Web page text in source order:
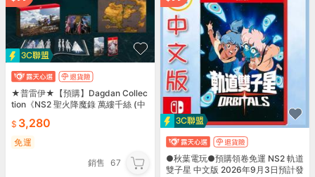
★普雷伊★【預購】Dagdan Collec
tion《NS2 聖火降魔錄 萬縷千絲 (中
3,280
免運
銷售 67
●秋葉電玩●預購領卷免運 NS2 軌道
雙子星 中文版 2026年9月3日預計發